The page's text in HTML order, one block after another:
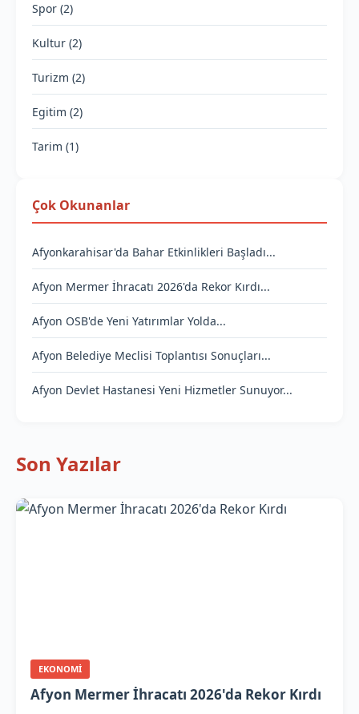
Spor (2)
Kultur (2)
Turizm (2)
Egitim (2)
Tarim (1)
Çok Okunanlar
Afyonkarahisar'da Bahar Etkinlikleri Başladı...
Afyon Mermer İhracatı 2026'da Rekor Kırdı...
Afyon OSB'de Yeni Yatırımlar Yolda...
Afyon Belediye Meclisi Toplantısı Sonuçları...
Afyon Devlet Hastanesi Yeni Hizmetler Sunuyor...
Son Yazılar
EKONOMI
Afyon Mermer İhracatı 2026'da Rekor Kırdı